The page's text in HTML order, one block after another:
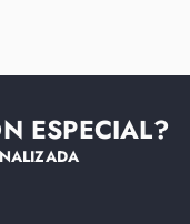
ESPECIAL?